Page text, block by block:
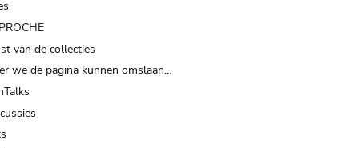
van de collecties
we de pagina kunnen omslaan…